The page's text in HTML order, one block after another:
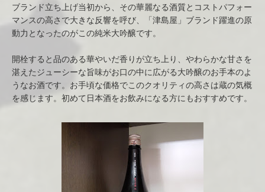
ブランド立ち上げ当初から、その華麗なる酒質とコストパフォー
マンスの高さで大きな反響を呼び、「津島屋」ブランド躍進の原
動力となったのがこの純米大吟醸です。
開栓すると品のある華やいだ香りが立ち上り、やわらかな甘さを
湛えたジューシーな旨味がお口の中に広がる大吟醸のお手本のよ
うなお酒です。お手頃な価格でこのクオリティの高さは蔵の気概
を感じます。初めて日本酒をお飲みになる方にもおすすめです。